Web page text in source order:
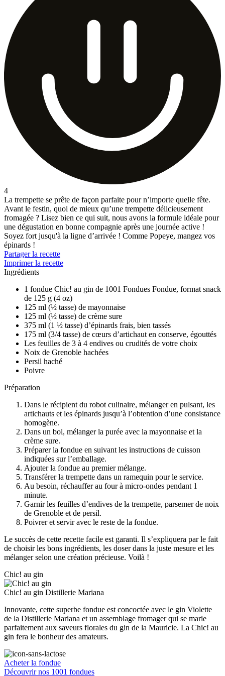
4
La trempette se prête de façon parfaite pour n’importe quelle fête.
Avant le festin, quoi de mieux qu’une trempette délicieusement
fromagée ? Lisez bien ce qui suit, nous avons la formule idéale pour
une dégustation en bonne compagnie après une journée active !
Soyez fort jusqu'à la ligne d’arrivée ! Comme Popeye, mangez vos
épinards !
Partager la recette
Imprimer la recette
Ingrédients
1 fondue Chic! au gin de 1001 Fondues Fondue, format snack
de 125 g (4 oz)
125 ml (½ tasse) de mayonnaise
125 ml (½ tasse) de crème sure
375 ml (1 ½ tasse) d’épinards frais, bien tassés
175 ml (3/4 tasse) de cœurs d’artichaut en conserve, égouttés
Les feuilles de 3 à 4 endives ou crudités de votre choix
Noix de Grenoble hachées
Persil haché
Poivre
Préparation
Dans le récipient du robot culinaire, mélanger en pulsant, les
artichauts et les épinards jusqu’à l’obtention d’une consistance
homogène.
Dans un bol, mélanger la purée avec la mayonnaise et la
crème sure.
Préparer la fondue en suivant les instructions de cuisson
indiquées sur l’emballage.
Ajouter la fondue au premier mélange.
Transférer la trempette dans un ramequin pour le service.
Au besoin, réchauffer au four à micro-ondes pendant 1
minute.
Garnir les feuilles d’endives de la trempette, parsemer de noix
de Grenoble et de persil.
Poivrer et servir avec le reste de la fondue.
Le succès de cette recette facile est garanti. Il s’expliquera par le fait
de choisir les bons ingrédients, les doser dans la juste mesure et les
mélanger selon une création précieuse. Voilà !
Chic! au gin
Chic! au gin Distillerie Mariana
Innovante, cette superbe fondue est concoctée avec le gin Violette
de la Distillerie Mariana et un assemblage fromager qui se marie
parfaitement aux saveurs florales du gin de la Mauricie. La Chic! au
gin fera le bonheur des amateurs.
Acheter la fondue
Découvrir nos 1001 fondues